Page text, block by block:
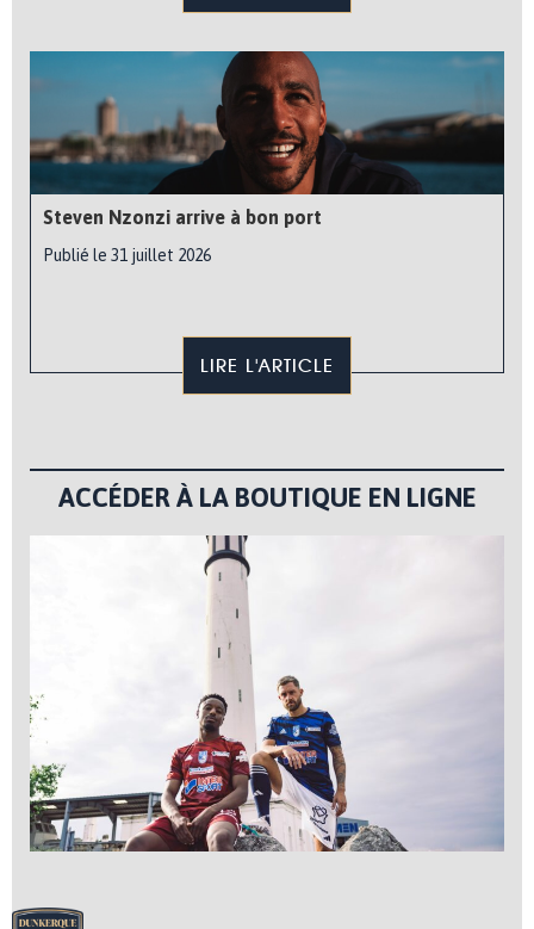
Steven Nzonzi arrive à bon port
Publié le 31 juillet 2026
LIRE L'ARTICLE
ACCÉDER À LA BOUTIQUE EN LIGNE